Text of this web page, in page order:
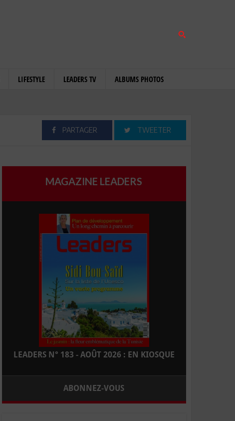
LIFESTYLE LEADERS TV ALBUMS PHOTOS
PARTAGER TWEETER
MAGAZINE LEADERS
LEADERS N° 183 - AOÛT 2026 : EN KIOSQUE
ABONNEZ-VOUS